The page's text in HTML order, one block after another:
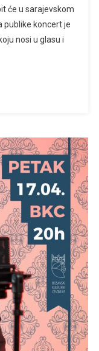
Koncerte:
Publika
Osjeti
će u sarajevskom
publike koncert je
nosi u glasu i